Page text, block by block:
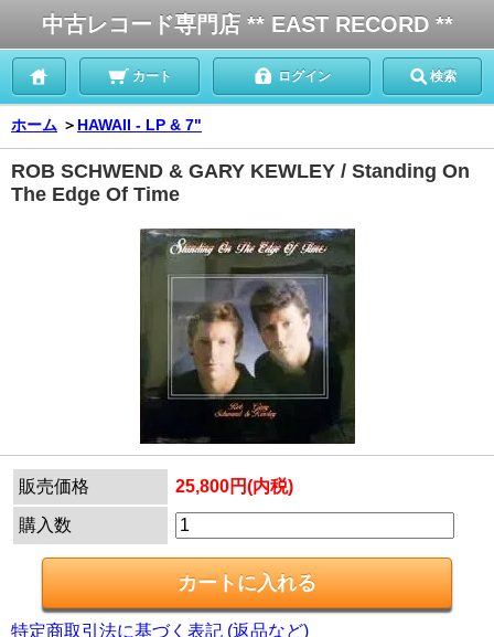
中古レコード専門店 ** EAST RECORD **
カート ログイン 検索
ホーム ＞ HAWAII - LP & 7"
ROB SCHWEND & GARY KEWLEY / Standing On
The Edge Of Time
販売価格 25,800円(内税)
購入数
特定商取引法に基づく表記 (返品など)